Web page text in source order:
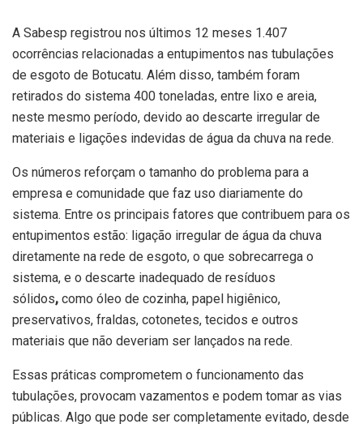
A Sabesp registrou nos últimos 12 meses 1.407
ocorrências relacionadas a entupimentos nas tubulações
de esgoto de Botucatu. Além disso, também foram
retirados do sistema 400 toneladas, entre lixo e areia,
neste mesmo período, devido ao descarte irregular de
materiais e ligações indevidas de água da chuva na rede.
Os números reforçam o tamanho do problema para a
empresa e comunidade que faz uso diariamente do
sistema. Entre os principais fatores que contribuem para os
entupimentos estão: ligação irregular de água da chuva
diretamente na rede de esgoto, o que sobrecarrega o
sistema, e o descarte inadequado de resíduos
sólidos, como óleo de cozinha, papel higiênico,
preservativos, fraldas, cotonetes, tecidos e outros
materiais que não deveriam ser lançados na rede.
Essas práticas comprometem o funcionamento das
tubulações, provocam vazamentos e podem tomar as vias
públicas. Algo que pode ser completamente evitado, desde